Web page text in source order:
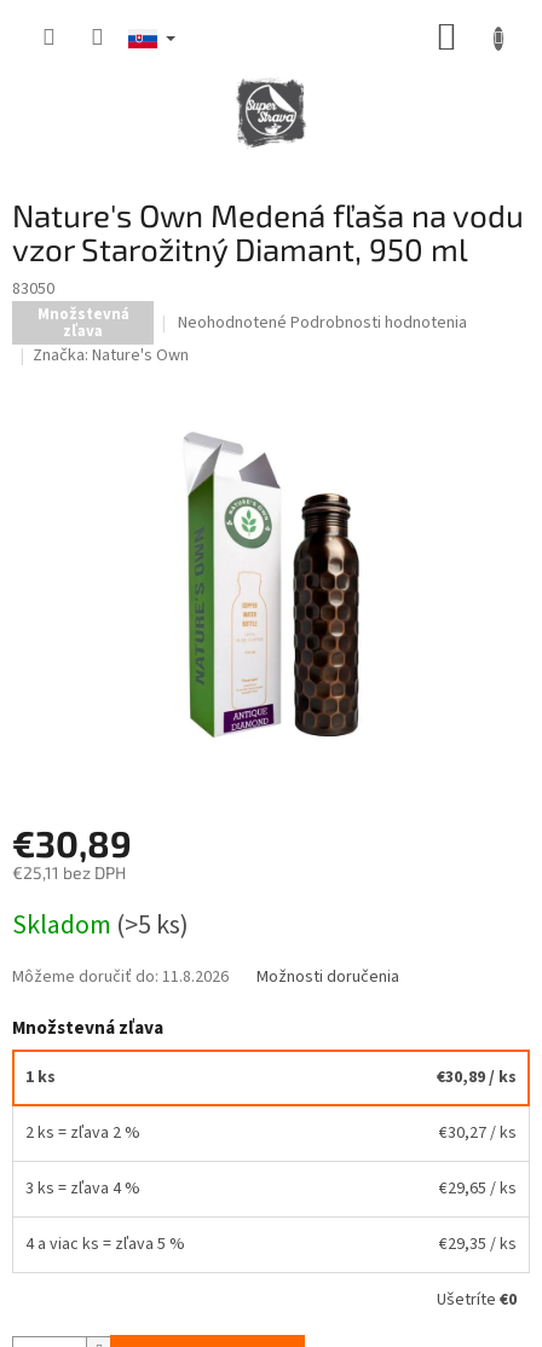
Nature's Own Medená fľaša na vodu
vzor Starožitný Diamant, 950 ml
83050
Množstevná
zľava
Priemerné
produktu
z
hviezdičiek.
Neohodnotené Podrobnosti hodnotenia
Značka: Nature's Own
€30,89
€25,11 bez DPH
cena:
Skladom (>5 ks)
Môžeme doručiť do: 11.8.2026 Možnosti doručenia
Množstevná zľava
1 ks €30,89/ ks
2 ks = zľava 2 % €30,27/ ks
3 ks = zľava 4 % €29,65 / ks
4 a viac ks = zľava 5 % €29,35 / ks
Ušetríte €0